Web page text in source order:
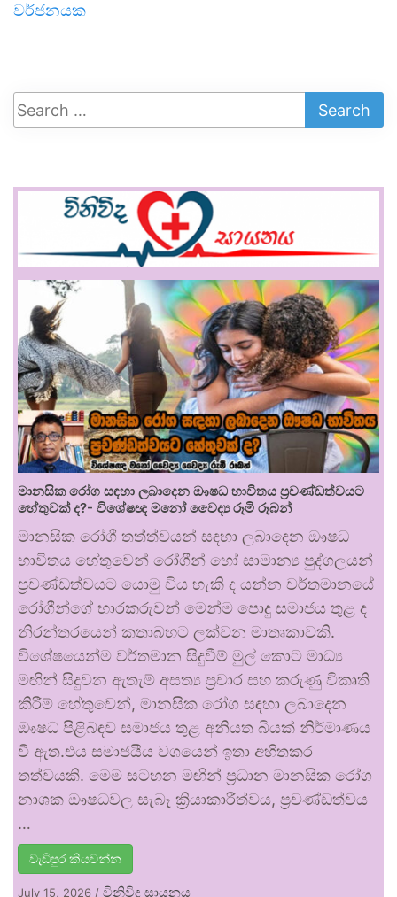
වර්ජනයක
මානසික රෝග සඳහා ලබාදෙන ඖෂධ භාවිතය ප්‍රචණ්ඩත්වයට
හේතුවක් ද?- විශේෂඥ මනෝ වෛද්‍ය රූමි රූබන්
මානසික රෝගී තත්ත්වයන් සඳහා ලබාදෙන ඖෂධ
භාවිතය හේතුවෙන් රෝගීන් හෝ සාමාන්‍ය පුද්ගලයන්
ප්‍රචණ්ඩත්වයට යොමු විය හැකි ද යන්න වර්තමානයේ
රෝගීන්ගේ භාරකරුවන් මෙන්ම පොදු සමාජය තුළ ද
නිරන්තරයෙන් කතාබහට ලක්වන මාතෘකාවකි.
විශේෂයෙන්ම වර්තමාන සිදුවීම් මුල් කොට මාධ්‍ය
මඟින් සිදුවන ඇතැම් අසත්‍ය ප්‍රචාර සහ කරුණු විකෘති
කිරීම් හේතුවෙන්, මානසික රෝග සඳහා ලබාදෙන
ඖෂධ පිළිබඳව සමාජය තුළ අනියත බියක් නිර්මාණය
වී ඇත.එය සමාජයීය වශයෙන් ඉතා අහිතකර
තත්වයකි. මෙම සටහන මඟින් ප්‍රධාන මානසික රෝග
නාශක ඖෂධවල සැබෑ ක්‍රියාකාරීත්වය, ප්‍රචණ්ඩත්වය
…
වැඩිපුර කියවන්න
July 15, 2026 / විනිවිද සායනය